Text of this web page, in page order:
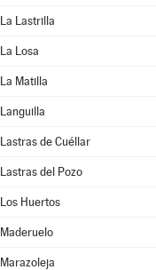
La Lastrilla
La Losa
La Matilla
Languilla
Lastras de Cuéllar
Lastras del Pozo
Los Huertos
Maderuelo
Marazoleja